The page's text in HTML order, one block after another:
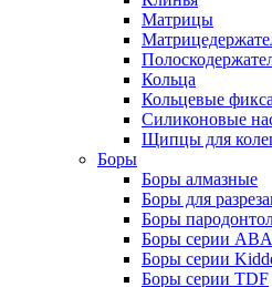
Матрицы
Кольца
Кольцевые
Силиконовые
Щипцы для
Боры
Боры алмазные
Боры для
Боры
Боры серии
Боры серии
Боры серии TDF